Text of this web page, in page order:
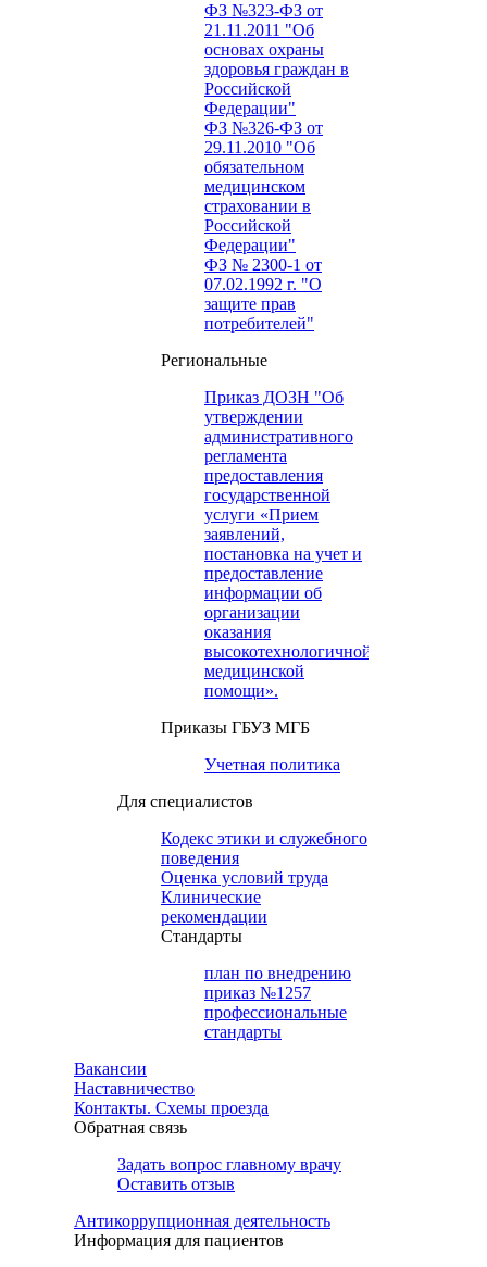
ФЗ №323-ФЗ от
21.11.2011 "Об
основах охраны
здоровья граждан в
Российской
Федерации"
ФЗ №326-ФЗ от
29.11.2010 "Об
обязательном
медицинском
страховании в
Российской
Федерации"
ФЗ № 2300-1 от
07.02.1992 г. "О
защите прав
потребителей"
Региональные
Приказ ДОЗН "Об
утверждении
административного
регламента
предоставления
государственной
услуги «Прием
заявлений,
постановка на учет и
предоставление
информации об
организации
оказания
высокотехнологичной
медицинской
помощи».
Приказы ГБУЗ МГБ
Учетная политика
Для специалистов
Кодекс этики и служебного
поведения
Оценка условий труда
Клинические
рекомендации
Cтандарты
план по внедрению
приказ №1257
профессиональные
стандарты
Вакансии
Наставничество
Контакты. Схемы проезда
Обратная связь
Задать вопрос главному врачу
Оставить отзыв
Антикоррупционная деятельность
Информация для пациентов